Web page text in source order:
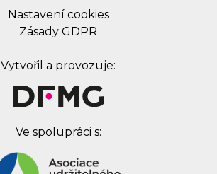
Nastavení cookies
Zásady GDPR
Vytvořil a provozuje:
Ve spolupráci s: